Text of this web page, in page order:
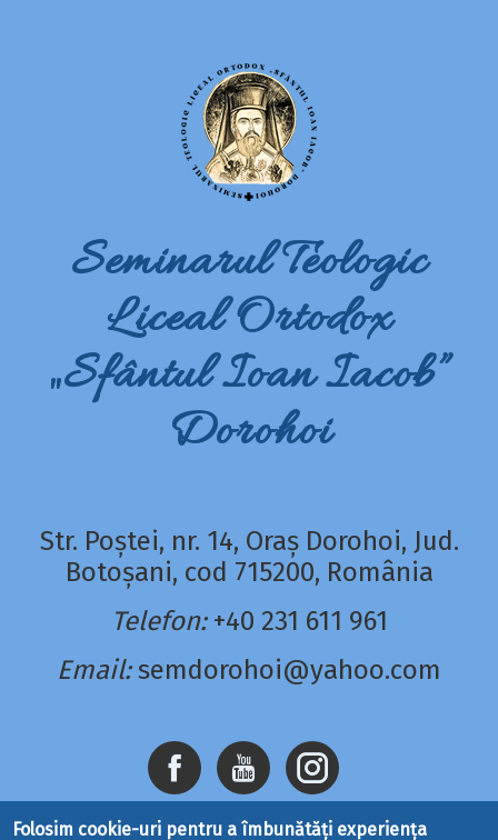
Seminarul Teologic
Liceal Ortodox
„Sfântul Ioan Iacob”
Dorohoi
Str. Poștei, nr. 14, Oraș Dorohoi, Jud.
Botoșani, cod 715200, România
Telefon: +40 231 611 961
Email: semdorohoi@yahoo.com
Folosim cookie-uri pentru a îmbunătăți experiența